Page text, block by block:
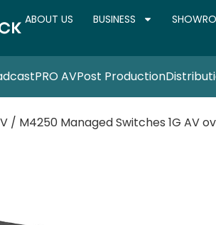
ABOUT US BUSINESS
PRO AVPost Production
/ M4250 Managed Switches 1G AV